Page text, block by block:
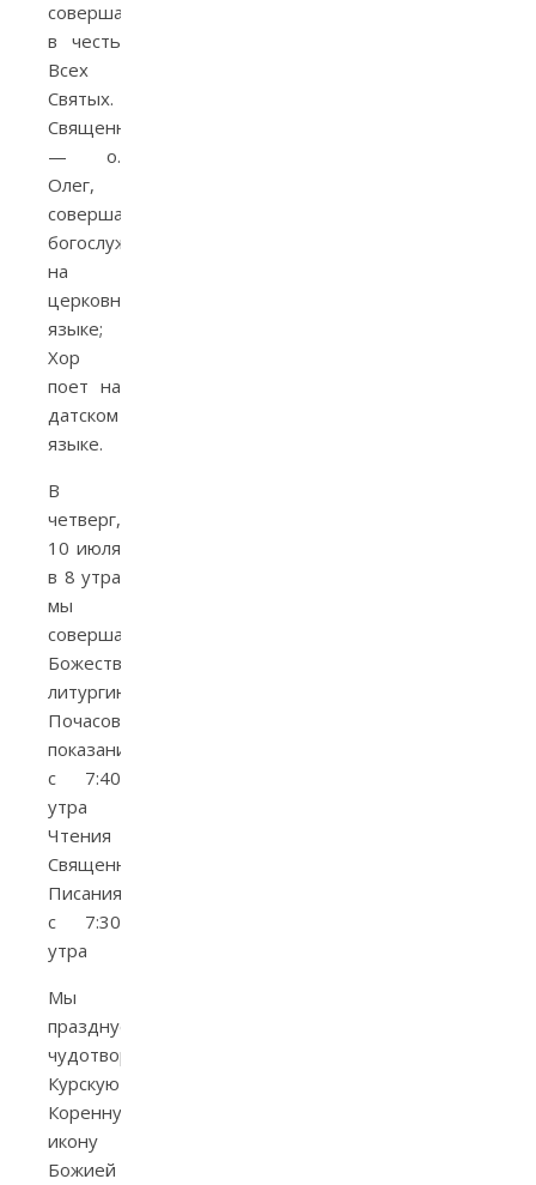
совершаются
в честь
Всех
Святых.
Священник
— о.
Олег,
совершающий
богослужение
на
церковнославянском
языке;
Хор
поет на
датском
языке.
В
четверг,
10 июля
в 8 утра
мы
совершаем
Божественную
литургию.
Почасовые
показания
с 7:40
утра
Чтения
Священного
Писания
с 7:30
утра
Мы
празднуем
чудотворную
Курскую-
Коренную
икону
Божией